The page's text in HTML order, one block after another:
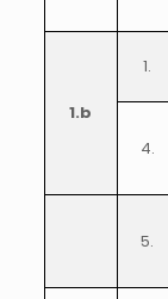
1.b
1.
4.
5.